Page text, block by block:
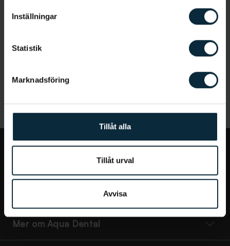
Inställningar
Statistik
Marknadsföring
Tillåt alla
Tillåt urval
Avvisa
med tandvårdsrädda patienter och har länge
tandvårdsrädsla. På fritiden tycker Joakim om att
vara ute i naturen, åka motorcykel och att åka på
Mer om Aqua Dental